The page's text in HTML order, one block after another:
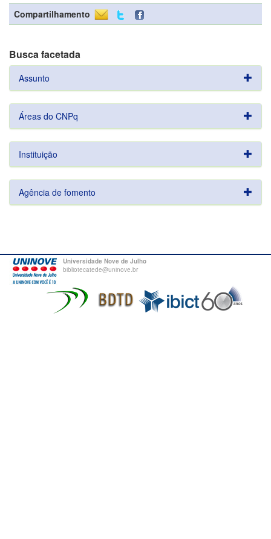
Compartilhamento
Busca facetada
Assunto
Áreas do CNPq
Instituição
Agência de fomento
Universidade Nove de Julho
bibliotecatede@uninove.br